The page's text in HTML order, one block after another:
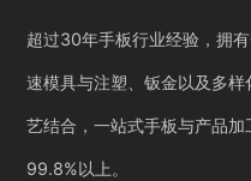
超过30年手板行业经验，拥
速模具与注塑、钣金以及多
艺结合，一站式手板与产品
99.8%以上。